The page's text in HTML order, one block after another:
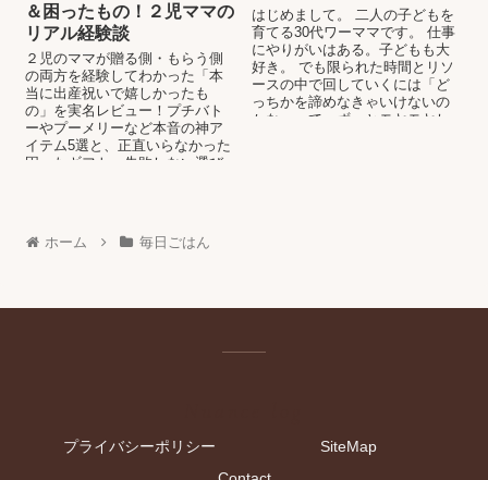
＆困ったもの！２児ママの
リアル経験談
２児のママが贈る側・もらう側
の両方を経験してわかった「本
当に出産祝いで嬉しかったも
の」を実名レビュー！プチバト
ーやプーメリーなど本音の神ア
イテム5選と、正直いらなかった
困ったギフト、失敗しない選び
はじめまして。 二人の子どもを
育てる30代ワーママです。 仕事
にやりがいはある。子どもも大
好き。 でも限られた時間とリソ
ースの中で回していくには「ど
っちかを諦めなきゃいけないの
かな」って、ずっとモヤモヤし
ホーム 毎日ごはん
プライバシーポリシー
SiteMap